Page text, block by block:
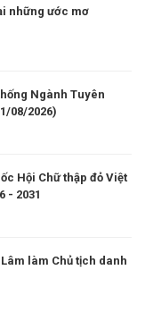
những ước mơ
Ngành Tuyên
08/2026)
Hội Chữ thập đỏ Việt
- 2031
làm Chủ tịch danh